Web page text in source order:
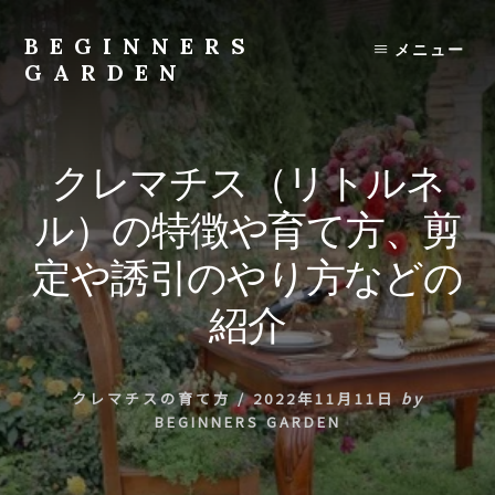
content
BEGINNERS
GARDEN
物
の
種
類
や
育
て
方
の
紹
介
を
行
い
メニュー
クレマチス（リトルネ
ル）の特徴や育て方、剪
定や誘引のやり方などの
紹介
クレマチスの育て方/ 2022年11月11日 by
BEGINNERS GARDEN